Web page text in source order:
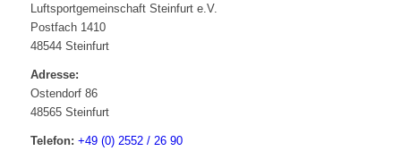
Luftsportgemeinschaft Steinfurt e.V.
Postfach 1410
48544 Steinfurt
Adresse:
Ostendorf 86
48565 Steinfurt
Telefon: +49 (0) 2552 / 26 90